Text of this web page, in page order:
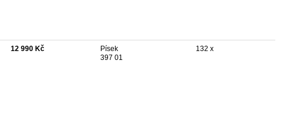
12 990 Kč
Písek
397 01
132 x